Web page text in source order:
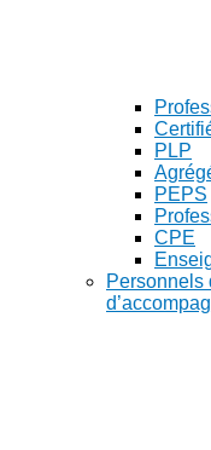
PLP
PEPS
CPE
Personnels